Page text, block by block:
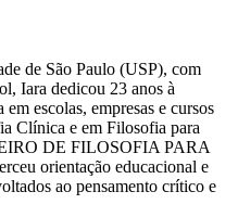
de São Paulo (USP), com
Iara dedicou 23 anos à
escolas, empresas e cursos
Clínica e em Filosofia para
DE FILOSOFIA PARA
orientação educacional e
ao pensamento crítico e